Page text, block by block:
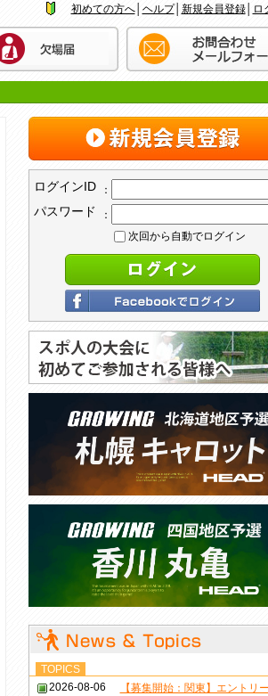
初めての方へ│ ヘルプ│ 新規会員登録│
ロ
ログインID ：
パスワード
：
次回から自動でログイン
TOPICS
2026-08-06
【募集開始：関東】エントリー